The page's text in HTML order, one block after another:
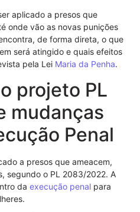
aplicado a presos que
onde vão as novas punições
de forma direta, o que
será atingido e quais efeitos
pela Lei Maria da Penha.
projeto PL
mudanças
Penal
a presos que ameacem,
segundo o PL 2083/2022. A
da execução penal para